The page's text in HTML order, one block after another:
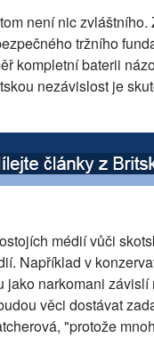
není nic
tržního
kompletní baterii
nezávislost je
médií vůči
Například v
jako narkomani
věci dostávat
"protože